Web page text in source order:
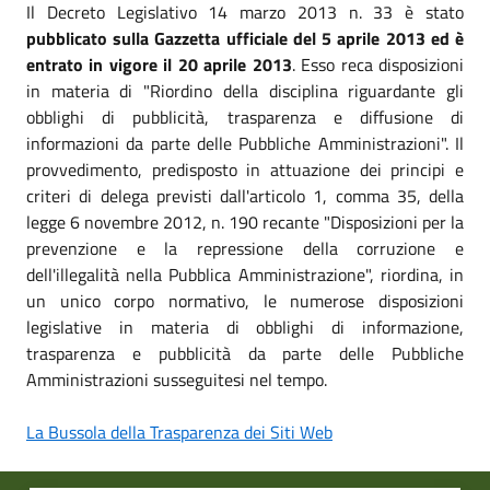
Il Decreto Legislativo 14 marzo 2013 n. 33 è stato
pubblicato sulla Gazzetta ufficiale del 5 aprile 2013 ed è
entrato in vigore il 20 aprile 2013. Esso reca disposizioni
in materia di "Riordino della disciplina riguardante gli
obblighi di pubblicità, trasparenza e diffusione di
informazioni da parte delle Pubbliche Amministrazioni". Il
provvedimento, predisposto in attuazione dei principi e
criteri di delega previsti dall'articolo 1, comma 35, della
legge 6 novembre 2012, n. 190 recante "Disposizioni per la
prevenzione e la repressione della corruzione e
dell'illegalità nella Pubblica Amministrazione", riordina, in
un unico corpo normativo, le numerose disposizioni
legislative in materia di obblighi di informazione,
trasparenza e pubblicità da parte delle Pubbliche
Amministrazioni susseguitesi nel tempo.
La Bussola della Trasparenza dei Siti Web